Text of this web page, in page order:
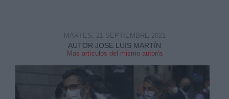
AUTOR JOSE LUIS MARTÍN
Mas artículos del mismo autor/a
MARTES, 21 SEPTIEMBRE 2021
Información adicional